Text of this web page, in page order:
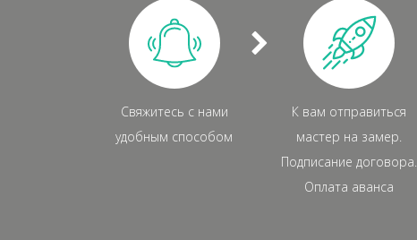
Свяжитесь с нами
удобным способом
К вам отправиться
мастер на замер.
Подписание договора.
Оплата аванса